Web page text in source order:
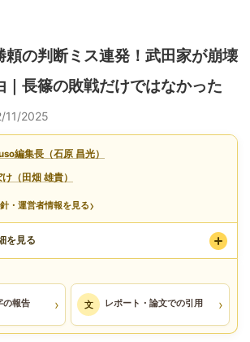
頼の判断ミス連発！武田家が崩壊
｜長篠の敗戦だけではなかった
11/2025
編集長（石原 昌光）
（田畑 雄貴）
・運営者情報を見る›
を見る
の報告 › 文 レポート・論文での引用 ›